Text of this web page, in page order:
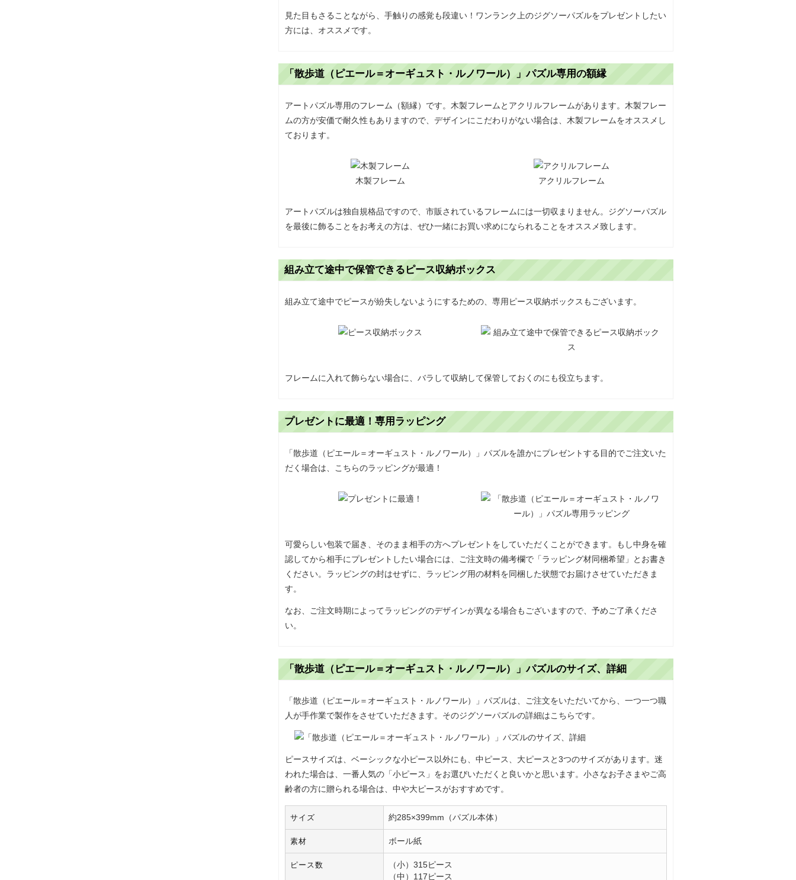
見た目もさることながら、手触りの感覚も段違い！ワンランク上のジグソーパズルをプレゼントしたい
方には、オススメです。
「散歩道（ピエール＝オーギュスト・ルノワール）」パズル専用の額縁
アートパズル専用のフレーム（額縁）です。木製フレームとアクリルフレームがあります。木製フレー
ムの方が安価で耐久性もありますので、デザインにこだわりがない場合は、木製フレームをオススメし
ております。
木製フレーム アクリルフレーム
アートパズルは独自規格品ですので、市販されているフレームには一切収まりません。ジグソーパズル
を最後に飾ることをお考えの方は、ぜひ一緒にお買い求めになられることをオススメ致します。
組み立て途中で保管できるピース収納ボックス
組み立て途中でピースが紛失しないようにするための、専用ピース収納ボックスもございます。
フレームに入れて飾らない場合に、バラして収納して保管しておくのにも役立ちます。
プレゼントに最適！専用ラッピング
「散歩道（ピエール＝オーギュスト・ルノワール）」パズルを誰かにプレゼントする目的でご注文いた
だく場合は、こちらのラッピングが最適！
可愛らしい包装で届き、そのまま相手の方へプレゼントをしていただくことができます。もし中身を確
認してから相手にプレゼントしたい場合には、ご注文時の備考欄で「ラッピング材同梱希望」とお書き
ください。ラッピングの封はせずに、ラッピング用の材料を同梱した状態でお届けさせていただきま
す。
なお、ご注文時期によってラッピングのデザインが異なる場合もございますので、予めご了承くださ
い。
「散歩道（ピエール＝オーギュスト・ルノワール）」パズルのサイズ、詳細
「散歩道（ピエール＝オーギュスト・ルノワール）」パズルは、ご注文をいただいてから、一つ一つ職
人が手作業で製作をさせていただきます。そのジグソーパズルの詳細はこちらです。
ピースサイズは、ベーシックな小ピース以外にも、中ピース、大ピースと3つのサイズがあります。迷
われた場合は、一番人気の「小ピース」をお選びいただくと良いかと思います。小さなお子さまやご高
齢者の方に贈られる場合は、中や大ピースがおすすめです。
サイズ 約285×399mm（パズル本体）
素材 ボール紙
ピース数
（小）315ピース
（中）117ピース